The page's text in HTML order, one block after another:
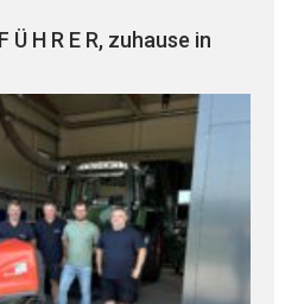
Ü H R E R, zuhause in